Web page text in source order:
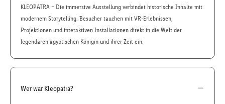
KLEOPATRA – Die immersive Ausstellung verbindet historische Inhalte mit
modernem Storytelling. Besucher tauchen mit VR-Erlebnissen,
Projektionen und interaktiven Installationen direkt in die Welt der
legendären ägyptischen Königin und ihrer Zeit ein.
Wer war Kleopatra?